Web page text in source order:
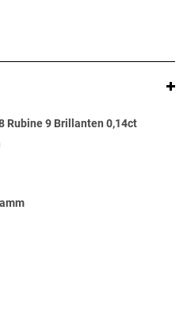
Rubine 9 Brillanten 0,14ct